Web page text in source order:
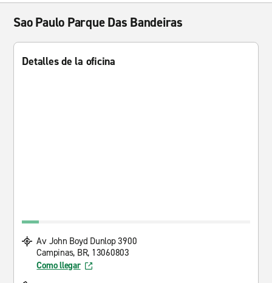
Sao Paulo Parque Das Bandeiras
Detalles de la oficina
Av John Boyd Dunlop 3900
Campinas, BR, 13060803
Como llegar